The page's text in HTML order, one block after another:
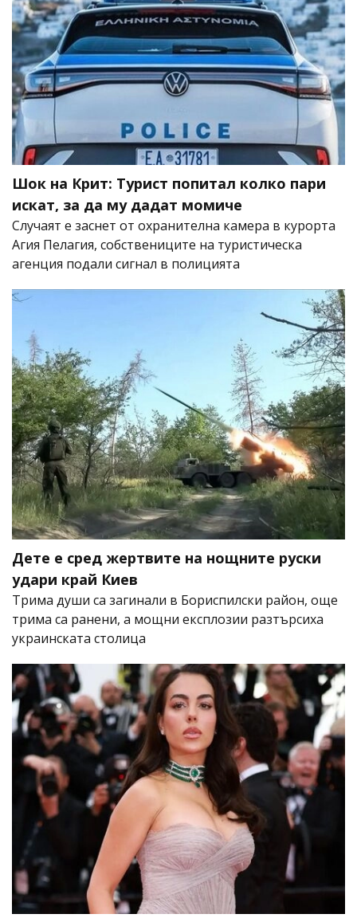
Шок на Крит: Турист попитал колко пари
искат, за да му дадат момиче
Случаят е заснет от охранителна камера в курорта
Агия Пелагия, собствениците на туристическа
агенция подали сигнал в полицията
Дете е сред жертвите на нощните руски
удари край Киев
Трима души са загинали в Бориспилски район, още
трима са ранени, а мощни експлозии разтърсиха
украинската столица